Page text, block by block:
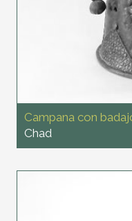
Campana con
Chad